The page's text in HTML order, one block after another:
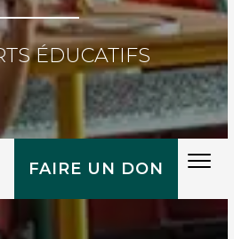
FAIRE UN DON
ÉDUCATIFS